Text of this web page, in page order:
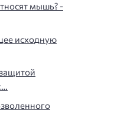
мышь? -
исходную